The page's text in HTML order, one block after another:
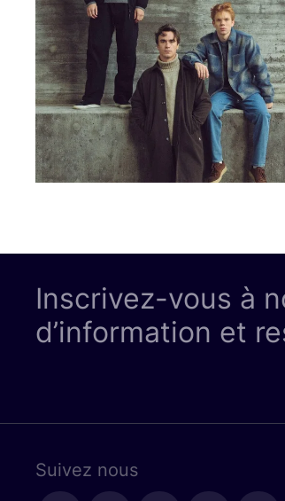
Inscrivez-vous à
d’information et
Suivez nous